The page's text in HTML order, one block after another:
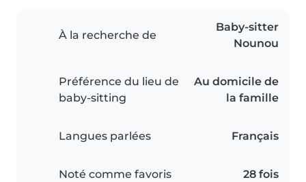
À la recherche de
Baby-sitter
Nounou
Préférence du lieu de
baby-sitting
Au domicile de
la famille
Langues parlées Français
Noté comme favoris 28 fois